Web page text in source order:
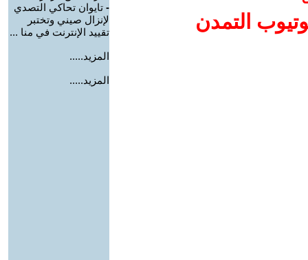
التمدن
- تايوان تحاكي التصدي
لإنزال صيني وتختبر
تقييد الإنترنت في منا ...
المزيد.....
المزيد.....